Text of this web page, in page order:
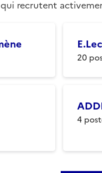
qui recrutent
20
4